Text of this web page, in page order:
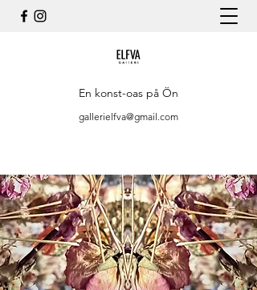
En konst-oas på Ön
gallerielfva@gmail.com